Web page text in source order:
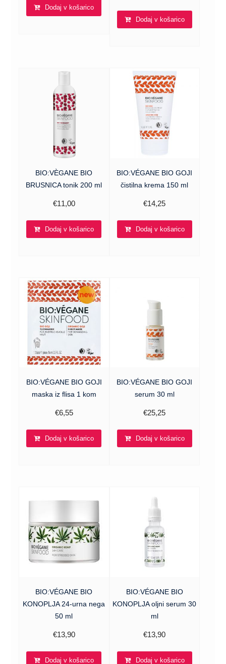
Dodaj v košarico
Dodaj v košarico
BIO:VÈGANE BIO
BRUSNICA tonik 200 ml
€11,00
Dodaj v košarico
BIO:VÉGANE BIO GOJI
čistilna krema 150 ml
€14,25
Dodaj v košarico
BIO:VÉGANE BIO GOJI
maska iz flisa 1 kom
€6,55
Dodaj v košarico
BIO:VÉGANE BIO GOJI
serum 30 ml
€25,25
Dodaj v košarico
BIO:VÉGANE BIO
KONOPLJA 24-urna nega
50 ml
€13,90
Dodaj v košarico
BIO:VÉGANE BIO
KONOPLJA oljni serum 30
ml
€13,90
Dodaj v košarico